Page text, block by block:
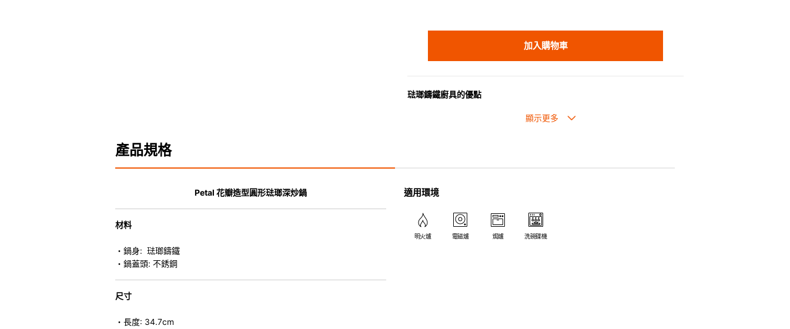
加入購物車
琺瑯鑄鐵廚具的優點
• 琺瑯鑄鐵傳熱性均勻，不會產生過熱點。
• 適用於多種熱源，例如明火、電磁爐或焗爐（微波爐除外）。
產品規格
Petal 花瓣造型圓形琺瑯深炒鍋
材料
・鍋身: 琺瑯鑄鐵
・鍋蓋頭: 不銹鋼
尺寸
・長度: 34.7cm
適用環境
明火爐 電磁爐 焗爐 洗碗碟機